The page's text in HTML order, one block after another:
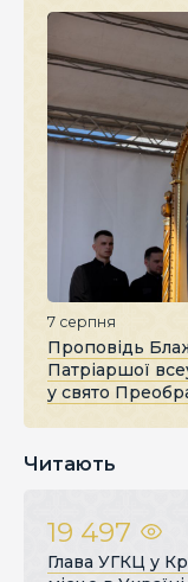
7 серпня
Проповідь
Патріаршої
у свято
Читають
19 497
Глава УГКЦ у